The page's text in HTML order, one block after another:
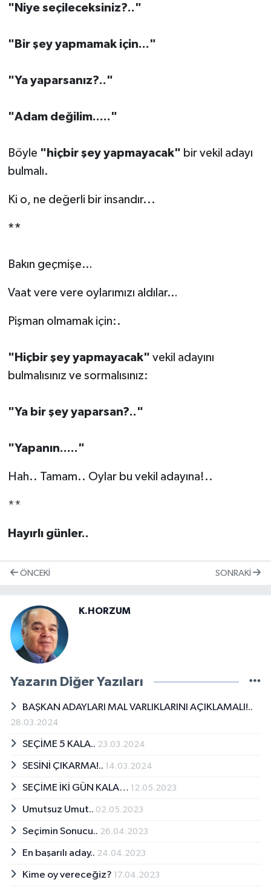
"Niye seçileceksiniz?.."
"Bir şey yapmamak için..."
"Ya yaparsanız?.."
"Adam değilim....."
Böyle "hiçbir şey yapmayacak" bir vekil adayı
bulmalı.
Ki o, ne değerli bir insandır...
**
Bakın geçmişe…
Vaat vere vere oylarımızı aldılar…
Pişman olmamak için:.
"Hiçbir şey yapmayacak" vekil adayını
bulmalısınız ve sormalısınız:
"Ya bir şey yaparsan?.."
"Yapanın....."
Hah.. Tamam.. Oylar bu vekil adayına!..
**
Hayırlı günler..
ÖNCEKI SONRAKI
K.HORZUM
Yazarın Diğer Yazıları
BAŞKAN ADAYLARI MAL VARLIKLARINI AÇIKLAMALI!..
28.03.2024
SEÇİME 5 KALA.. 23.03.2024
SESİNİ ÇIKARMA!.. 14.03.2024
SEÇİME İKİ GÜN KALA… 12.05.2023
Umutsuz Umut.. 02.05.2023
Seçimin Sonucu.. 26.04.2023
En başarılı aday.. 24.04.2023
Kime oy vereceğiz? 17.04.2023